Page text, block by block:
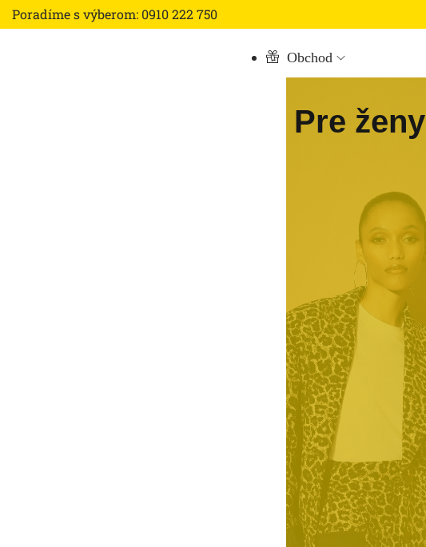
Poradíme s výberom: 0910 222 750
Obchod
Pre ženy